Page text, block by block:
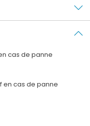
cas de panne
en cas de panne